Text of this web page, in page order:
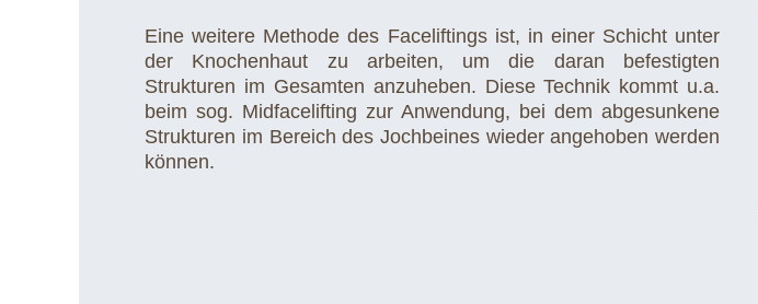
Eine weitere Methode des Faceliftings ist, in einer Schicht unter
der Knochenhaut zu arbeiten, um die daran befestigten
Strukturen im Gesamten anzuheben. Diese Technik kommt u.a.
beim sog. Midfacelifting zur Anwendung, bei dem abgesunkene
Strukturen im Bereich des Jochbeines wieder angehoben werden
können.